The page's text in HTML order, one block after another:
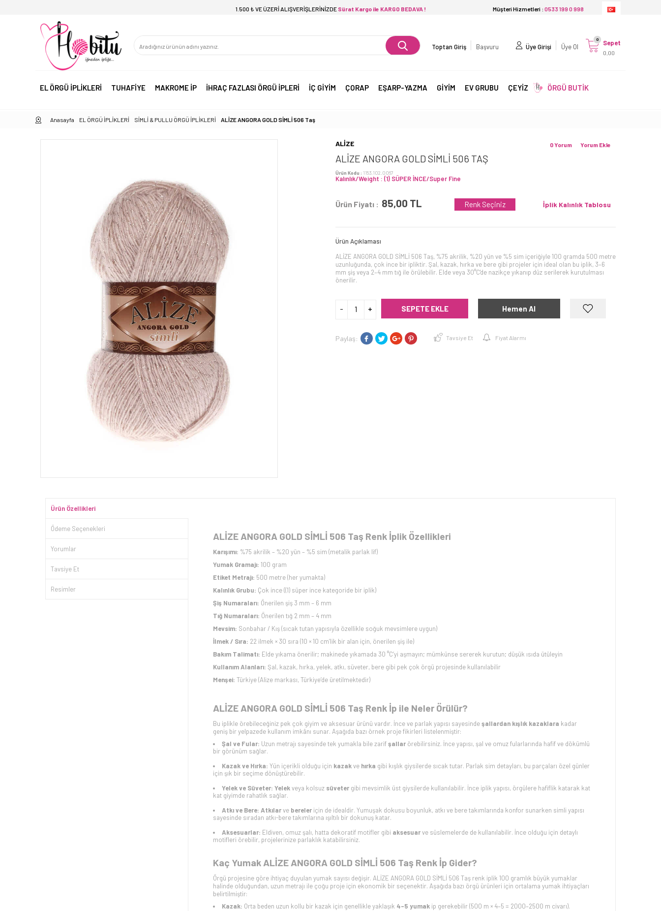
1.500 ₺ VE ÜZERİ ALIŞVERİŞLERİNİZDE Sürat Kargo ile KARGO BEDAVA ! Müşteri Hizmetleri : 0533 199 0 998
Başvuru
Toptan Giriş Üye Girişi Üye Ol Sepet
0,00
0
EL ÖRGÜ İPLİKLERİ TUHAFİYE MAKROME İP İHRAÇ FAZLASI ÖRGÜ İPLERİ İÇ GİYİM ÇORAP EŞARP-YAZMA GİYİM EV GRUBU ÇEYİZ ÖRGÜ BUTİK
Anasayfa EL ÖRGÜ İPLİKLERİ SİMLİ & PULLU ÖRGÜ İPLİKLERİ ALİZE ANGORA GOLD SİMLİ 506 Taş
ALİZE
ALİZE ANGORA GOLD SİMLİ 506 TAŞ
Ürün Kodu : 1153.102.0067
Kalınlık/Weight : (1) SÜPER İNCE/Super Fine
Yorum Ekle
0 Yorum
Ürün Fiyatı : 85,00 TL İplik Kalınlık Tablosu
Renk Seçiniz
Ürün Açıklaması
ALİZE ANGORA GOLD SİMLİ 506 Taş, %75 akrilik, %20 yün ve %5 sim içeriğiyle 100 gramda 500 metre
uzunluğunda, çok ince bir ipliktir. Şal, kazak, hırka ve bere gibi projeler için ideal olan bu iplik, 3–6
mm şiş veya 2–4 mm tığ ile örülebilir. Elde veya 30°C'de nazikçe yıkanıp düz serilerek kurutulması
önerilir.
SEPETE EKLE Hemen Al
Paylaş: Tavsiye Et Fiyat Alarmı
Ürün Özellikleri
Ödeme Seçenekleri
Yorumlar
Tavsiye Et
Resimler
ALİZE ANGORA GOLD SİMLİ 506 Taş Renk İplik Özellikleri
Karışımı: %75 akrilik – %20 yün – %5 sim (metalik parlak lif)
Yumak Gramajı: 100 gram
Etiket Metrajı: 500 metre (her yumakta)
Kalınlık Grubu: Çok ince ((1) süper ince kategoride bir iplik)
Şiş Numaraları: Önerilen şiş 3 mm – 6 mm
Tığ Numaraları: Önerilen tığ 2 mm – 4 mm
Mevsim: Sonbahar / Kış (sıcak tutan yapısıyla özellikle soğuk mevsimlere uygun)
İlmek / Sıra: 22 ilmek × 30 sıra (10 × 10 cm’lik bir alan için, önerilen şiş ile)
Bakım Talimatı: Elde yıkama önerilir; makinede yıkamada 30 °C’yi aşmayın; mümkünse sererek kurutun; düşük ısıda ütüleyin
Kullanım Alanları: Şal, kazak, hırka, yelek, atkı, süveter, bere gibi pek çok örgü projesinde kullanılabilir
Menşei: Türkiye (Alize markası, Türkiye’de üretilmektedir)
ALİZE ANGORA GOLD SİMLİ 506 Taş Renk İp ile Neler Örülür?
Bu iplikle örebileceğiniz pek çok giyim ve aksesuar ürünü vardır. İnce ve parlak yapısı sayesindeşallardan kışlık kazaklara kadar
geniş bir yelpazede kullanım imkânı sunar​. Aşağıda bazı örnek proje fikirleri listelenmiştir:
Şal ve Fular: Uzun metrajı sayesinde tek yumakla bile zarifşallar örebilirsiniz. İnce yapısı, şal ve omuz fularlarında hafif ve dökümlü
bir görünüm sağlar.
Kazak ve Hırka: Yün içerikli olduğu için kazakve hırka gibi kışlık giysilerde sıcak tutar. Parlak sim detayları, bu parçaları özel günler
için şık bir seçime dönüştürebilir.
Yelek ve Süveter: Yelekveya kolsuz süveter gibi mevsimlik üst giysilerde kullanılabilir. İnce iplik yapısı, örgülere hafiflik katarak kat
kat giyimde rahatlık sağlar.
Atkı ve Bere: Atkılarve bereler için de idealdir. Yumuşak dokusu boyunluk, atkı ve bere takımlarında konfor sunarken simli yapısı
sayesinde sıradan atkı-bere takımlarına ışıltılı bir dokunuş katar.
Aksesuarlar: Eldiven, omuz şalı, hatta dekoratif motifler gibi aksesuarve süslemelerde de kullanılabilir. İnce olduğu için detaylı
motifleri örebilir, projelerinize parlaklık katabilirsiniz.
Kaç Yumak ALİZE ANGORA GOLD SİMLİ 506 Taş Renk İp Gider?
Örgü projesine göre ihtiyaç duyulan yumak sayısı değişir. ALİZE ANGORA GOLD SİMLİ 506 Taş renk iplik 100 gramlık büyük yumaklar
halinde olduğundan, uzun metrajı ile çoğu proje için ekonomik bir seçenektir. Aşağıda bazı örgü ürünleri için ortalama yumak ihtiyaçları
belirtilmiştir:
Kazak: Orta beden uzun kollu bir kazak için genellikle yaklaşık 4–5 yumak ip gerekebilir (500 m × 4–5 = 2000–2500 m civarı).